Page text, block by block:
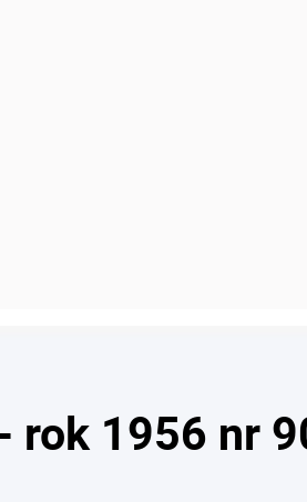
rok 1956 nr